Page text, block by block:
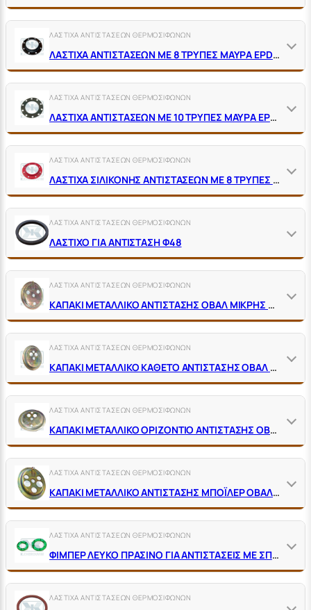
ΛΑΣΤΙΧΑ ΑΝΤΙΣΤΑΣΕΩΝ ΘΕΡΜΟΣΙΦΩΝΩΝ
ΛΑΣΤΙΧΑ ΑΝΤΙΣΤΑΣΕΩΝ ΜΕ 8 ΤΡΥΠΕΣ ΜΑΥΡΑ EPDM 150˚C
ΛΑΣΤΙΧΑ ΑΝΤΙΣΤΑΣΕΩΝ ΘΕΡΜΟΣΙΦΩΝΩΝ
ΛΑΣΤΙΧΑ ΑΝΤΙΣΤΑΣΕΩΝ ΜΕ 10 ΤΡΥΠΕΣ ΜΑΥΡΑ EPDM 150˚C
ΛΑΣΤΙΧΑ ΑΝΤΙΣΤΑΣΕΩΝ ΘΕΡΜΟΣΙΦΩΝΩΝ
ΛΑΣΤΙΧΑ ΣΙΛΙΚΟΝΗΣ ΑΝΤΙΣΤΑΣΕΩΝ ΜΕ 8 ΤΡΥΠΕΣ ΚΟΚΚΙΝΑ 200˚C
ΛΑΣΤΙΧΑ ΑΝΤΙΣΤΑΣΕΩΝ ΘΕΡΜΟΣΙΦΩΝΩΝ
ΛΑΣΤΙΧΟ ΓΙΑ ΑΝΤΙΣΤΑΣΗ Φ48
ΛΑΣΤΙΧΑ ΑΝΤΙΣΤΑΣΕΩΝ ΘΕΡΜΟΣΙΦΩΝΩΝ
ΚΑΠΑΚΙ ΜΕΤΑΛΛΙΚΟ ΑΝΤΙΣΤΑΣΗΣ ΟΒΑΛ ΜΙΚΡΗΣ Ν.Τ. ΑΠΛΟΥ ΘΕΡΜΟΣΤΑΤΗ ΜΕ 1 ΒΙΔΑ ΘΕΡΜΟΣΙΦΩΝΟΥ
ΛΑΣΤΙΧΑ ΑΝΤΙΣΤΑΣΕΩΝ ΘΕΡΜΟΣΙΦΩΝΩΝ
ΚΑΠΑΚΙ ΜΕΤΑΛΛΙΚΟ ΚΑΘΕΤΟ ΑΝΤΙΣΤΑΣΗΣ ΟΒΑΛ ΜΙΚΡΗΣ Ν.Τ. ΚΟΥΜΠΩΤΟΥ ΘΕΡΜΟΣΤΑΤΗ ΜΕ 1 ΒΙΔΑ ΘΕΡΜΟΣΙΦΩΝΟΥ
ΛΑΣΤΙΧΑ ΑΝΤΙΣΤΑΣΕΩΝ ΘΕΡΜΟΣΙΦΩΝΩΝ
ΚΑΠΑΚΙ ΜΕΤΑΛΛΙΚΟ ΟΡΙΖΟΝΤΙΟ ΑΝΤΙΣΤΑΣΗΣ ΟΒΑΛ ΜΙΚΡΗΣ Ν.Τ. ΚΟΥΜΠΩΤΟΥ ΘΕΡΜΟΣΤΑΤΗ ΜΕ 1 ΒΙΔΑ ΘΕΡΜΟΣΙΦΩΝΟΥ
ΛΑΣΤΙΧΑ ΑΝΤΙΣΤΑΣΕΩΝ ΘΕΡΜΟΣΙΦΩΝΩΝ
ΚΑΠΑΚΙ ΜΕΤΑΛΛΙΚΟ ΑΝΤΙΣΤΑΣΗΣ ΜΠΟΪΛΕΡ ΟΒΑΛ ΜΙΚΡΗΣ Ν.Τ. ΑΠΛΟΥ ΘΕΡΜΟΣΤΑΤΗ ΜΕ 1 ΒΙΔΑ
ΛΑΣΤΙΧΑ ΑΝΤΙΣΤΑΣΕΩΝ ΘΕΡΜΟΣΙΦΩΝΩΝ
ΦΙΜΠΕΡ ΛΕΥΚΟ ΠΡΑΣΙΝΟ ΓΙΑ ΑΝΤΙΣΤΑΣΕΙΣ ΜΕ ΣΠΕΙΡΩΜΑ ΑΡΣ.
ΛΑΣΤΙΧΑ ΑΝΤΙΣΤΑΣΕΩΝ ΘΕΡΜΟΣΙΦΩΝΩΝ